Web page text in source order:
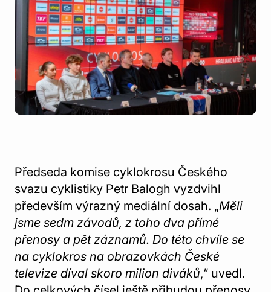
Předseda komise cyklokrosu Českého
svazu cyklistiky Petr Balogh vyzdvihl
především výrazný mediální dosah. „Měli
jsme sedm závodů, z toho dva přímé
přenosy a pět záznamů. Do této chvíle se
na cyklokros na obrazovkách České
televize díval skoro milion diváků,“ uvedl.